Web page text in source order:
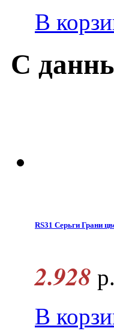
В
С
RS31 Серьги Грани
2.928 р.
В